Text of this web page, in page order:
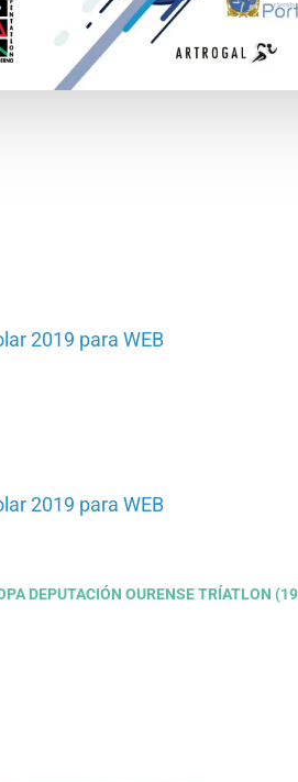
2019 para WEB
2019 para WEB
DEPUTACIÓN OURENSE TRÍATLON